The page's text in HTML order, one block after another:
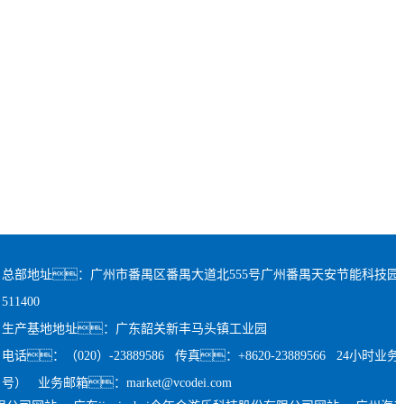
总部地址：广州市番禺区番禺大道北555号广州番禺天安节能科技
511400
生产基地地址：广东韶关新丰马头镇工业园
电话：（020）-23889586 传真：+8620-23889566 24小时业
号） 业务邮箱：market@vcodei.com